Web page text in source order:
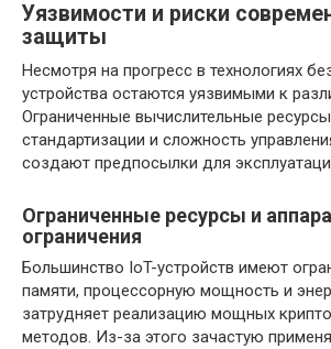
Уязвимости и риски
защиты
Несмотря на прогресс в технологиях
устройства остаются уязвимыми к
Ограниченные вычислительные
стандартизации и сложность
создают предпосылки для
Ограниченные ресурсы и
ограничения
Большинство IoT-устройств имеют
памяти, процессорную мощность и
затрудняет реализацию мощных
методов. Из-за этого зачастую